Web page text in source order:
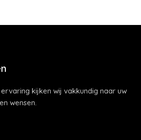
kijken wij vakkundig naar uw
wensen.